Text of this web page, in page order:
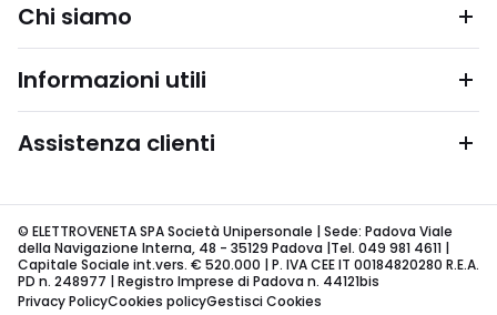
Chi siamo
Informazioni utili
Assistenza clienti
© ELETTROVENETA SPA Società Unipersonale | Sede: Padova Viale
della Navigazione Interna, 48 - 35129 Padova |Tel. 049 981 4611 |
Capitale Sociale int.vers. € 520.000 | P. IVA CEE IT 00184820280 R.E.A.
PD n. 248977 | Registro Imprese di Padova n. 44121bis
Privacy PolicyCookies policyGestisci Cookies